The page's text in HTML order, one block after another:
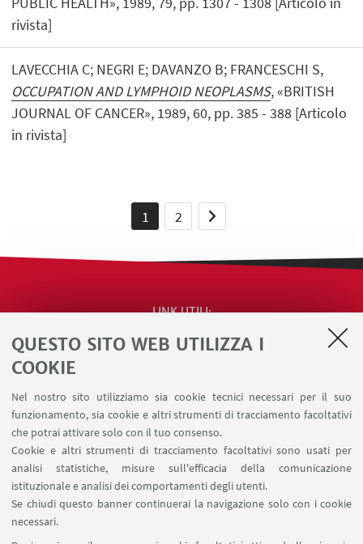
QUESTO SITO WEB UTILIZZA I
COOKIE
Nel nostro sito utilizziamo sia cookie tecnici necessari per il suo
funzionamento, sia cookie e altri strumenti di tracciamento facoltativi
che potrai attivare solo con il tuo consenso.
Cookie e altri strumenti di tracciamento facoltativi sono usati per
analisi statistiche, misure sull'efficacia della comunicazione
istituzionale e analisi dei comportamenti degli utenti.
Se chiudi questo banner continuerai la navigazione solo con i cookie
necessari.
rivista]
LAVECCHIA C; NEGRI E; DAVANZO B; FRANCESCHI S,
OCCUPATION AND LYMPHOID NEOPLASMS, «BRITISH
JOURNAL OF CANCER», 1989, 60, pp. 385 - 388 [Articolo
in rivista]
1 2
LINK UTILI
Contatti
comunicazione (riservato ai docenti)
Carta dei servizi
SEGUI IL DIPARTIMENTO SU: